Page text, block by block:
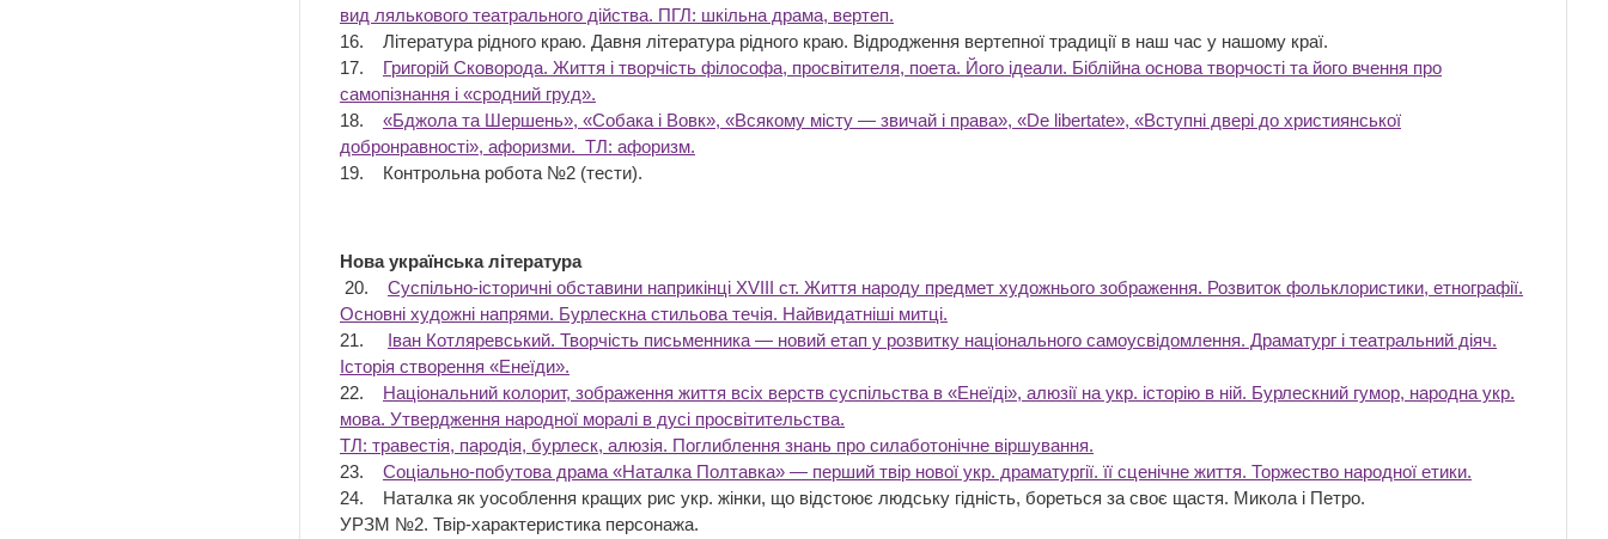
вид лялькового театрального дійства. ПГЛ: шкільна драма, вертеп.
16. Література рідного краю. Давня література рідного краю. Відродження вертепної традиції в наш час у нашому краї.
17. Григорій Сковорода. Життя і творчість філософа, просвітителя, поета. Його ідеали. Біблійна основа творчості та його вчення про
самопізнання і «сродний груд».
18. «Бджола та Шершень», «Собака і Вовк», «Всякому місту — звичай і права», «Dе lіbertate», «Вступні двері до християнської
добронравності», афоризми. ТЛ: афоризм.
19. Контрольна робота №2 (тести).
Нова українська література
20. Суспільно-історичні обставини наприкінці XVIII ст. Життя народу предмет художнього зображення. Розвиток фольклористики, етнографії.
Основні художні напрями. Бурлескна стильова течія. Найвидатніші митці.
21. Іван Котляревський. Творчість письменника — новий етап у розвитку національного самоусвідомлення. Драматург і театральний діяч.
Історія створення «Енеїди».
22. Національний колорит, зображення життя всіх верств суспільства в «Енеїді», алюзії на укр. історію в ній. Бурлескний гумор, народна укр.
мова. Утвердження народної моралі в дусі просвітительства.
ТЛ: травестія, пародія, бурлеск, алюзія. Поглиблення знань про силаботонічне віршування.
23. Соціально-побутова драма «Наталка Полтавка» — перший твір нової укр. драматургії. її сценічне життя. Торжество народної етики.
24. Наталка як уособлення кращих рис укр. жінки, що відстоює людську гідність, бореться за своє щастя. Микола і Петро.
УРЗМ №2. Твір-характеристика персонажа.